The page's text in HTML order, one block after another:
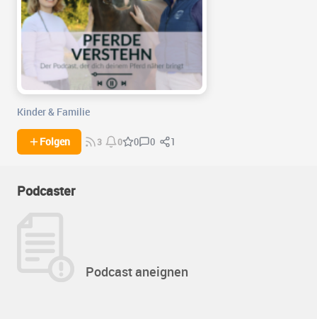
Kinder & Familie
Folgen 3 0 0 0 1
Podcaster
Podcast aneignen